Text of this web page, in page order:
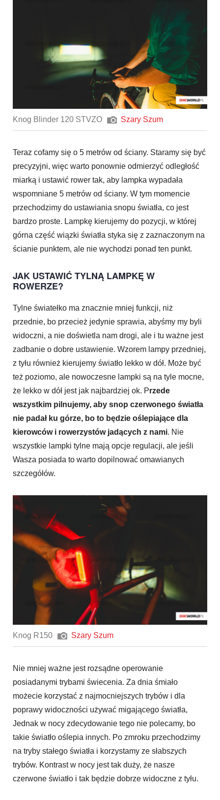
Knog Blinder 120 STVZO Szary Szum
Teraz cofamy się o 5 metrów od ściany. Staramy się być
precyzyjni, więc warto ponownie odmierzyć odległość
miarką i ustawić rower tak, aby lampka wypadała
wspomniane 5 metrów od ściany. W tym momencie
przechodzimy do ustawiania snopu światła, co jest
bardzo proste. Lampkę kierujemy do pozycji, w której
górna część wiązki światła styka się z zaznaczonym na
ścianie punktem, ale nie wychodzi ponad ten punkt.
JAK USTAWIĆ TYLNĄ LAMPKĘ W
ROWERZE?
Tylne światełko ma znacznie mniej funkcji, niż
przednie, bo przecież jedynie sprawia, abyśmy my byli
widoczni, a nie doświetla nam drogi, ale i tu ważne jest
zadbanie o dobre ustawienie. Wzorem lampy przedniej,
z tyłu również kierujemy światło lekko w dół. Może być
też poziomo, ale nowoczesne lampki są na tyle mocne,
że lekko w dół jest jak najbardziej ok. Przede
wszystkim pilnujemy, aby snop czerwonego światła
nie padał ku górze, bo to będzie oślepiające dla
kierowców i rowerzystów jadących z nami. Nie
wszystkie lampki tylne mają opcje regulacji, ale jeśli
Wasza posiada to warto dopilnować omawianych
szczegółów.
Knog R150 Szary Szum
Nie mniej ważne jest rozsądne operowanie
posiadanymi trybami świecenia. Za dnia śmiało
możecie korzystać z najmocniejszych trybów i dla
poprawy widoczności używać migającego światła,
Jednak w nocy zdecydowanie tego nie polecamy, bo
takie światło oślepia innych. Po zmroku przechodzimy
na tryby stałego światła i korzystamy ze słabszych
trybów. Kontrast w nocy jest tak duży, że nasze
czerwone światło i tak będzie dobrze widoczne z tyłu.